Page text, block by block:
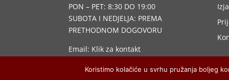
PON – PET: 8:30 DO 19:00
SUBOTA I NEDJELJA: PREMA
PRETHODNOM DOGOVORU
Email: Klik za kontakt
Koristimo kolačiće u svrhu pružanja boljeg